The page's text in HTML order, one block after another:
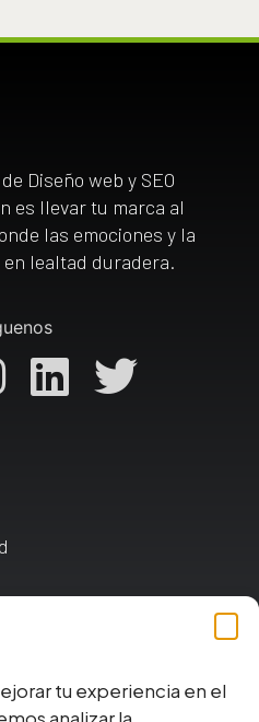
tu experiencia en el
analizar la
Diseño web y SEO
es llevar tu marca al
las emociones y la
lealtad duradera.
Instagram
Linkedin